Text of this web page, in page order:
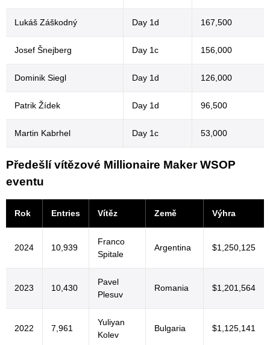
Lukáš Záškodný Day 1d 167,500
Josef Šnejberg Day 1c 156,000
Dominik Siegl Day 1d 126,000
Patrik Žídek Day 1d 96,500
Martin Kabrhel Day 1c 53,000
Předešlí vítězové Millionaire Maker WSOP
eventu
Rok Entries Vítěz Země Výhra
2024 10,939
Franco
Spitale
Argentina $1,250,125
2023 10,430
Pavel
Plesuv
Romania $1,201,564
2022 7,961
Yuliyan
Kolev
Bulgaria $1,125,141